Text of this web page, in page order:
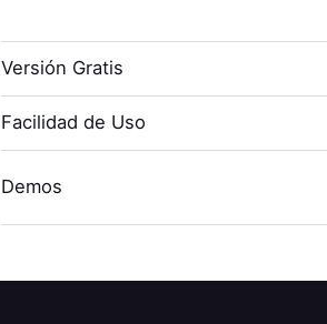
Versión Gratis
Facilidad de Uso
Demos